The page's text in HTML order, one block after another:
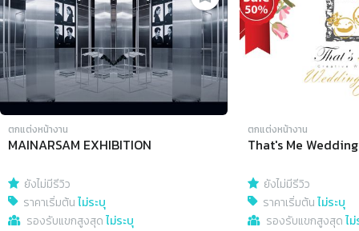
ตกแต่งหน้างาน
MAINARSAM EXHIBITION
ยังไม่มีรีวิว
ราคาเริ่มต้นไม่ระบุ
รองรับแขกสูงสุดไม่ระบุ
ตกแต่งหน้างาน
That's Me Wedding
ยังไม่มีรีวิว
ราคาเริ่มต้นไม่ระบุ
รองรับแขกสูงสุดไ